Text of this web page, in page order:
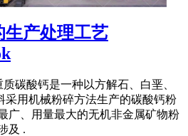
生产处理工艺
碳酸钙是一种以方解石、白垩、
采用机械粉碎方法生产的碳酸钙粉
广、用量最大的无机非金属矿物粉
及 .